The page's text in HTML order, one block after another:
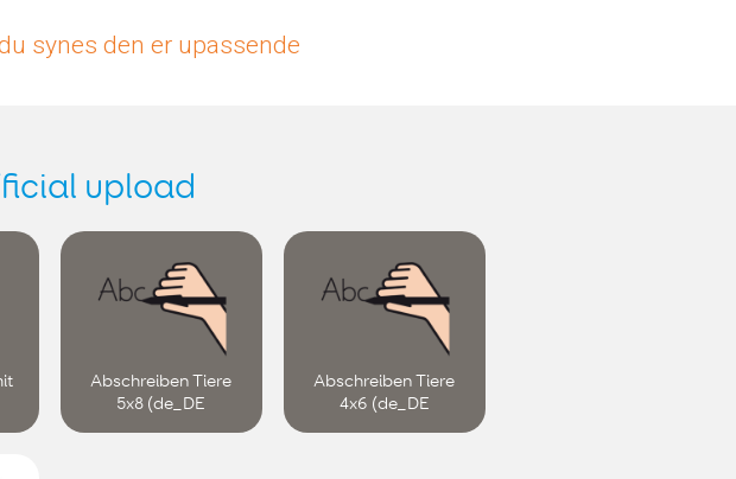
synes den er upassende
upload
Abschreiben Tiere
5x8 (de_DE
Abschreiben Tiere
4x6 (de_DE